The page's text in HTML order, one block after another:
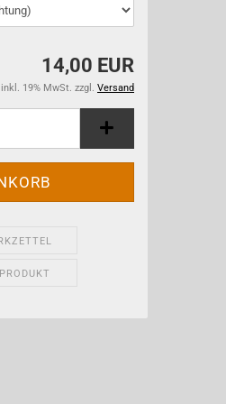
14,00 EUR
inkl. 19% MwSt. zzgl. Versand